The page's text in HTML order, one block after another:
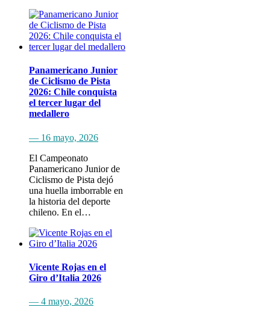
Panamericano Junior
de Ciclismo de Pista
2026: Chile conquista
el tercer lugar del
medallero
— 16 mayo, 2026
El Campeonato
Panamericano Junior de
Ciclismo de Pista dejó
una huella imborrable en
la historia del deporte
chileno. En el…
Vicente Rojas en el
Giro d’Italia 2026
— 4 mayo, 2026